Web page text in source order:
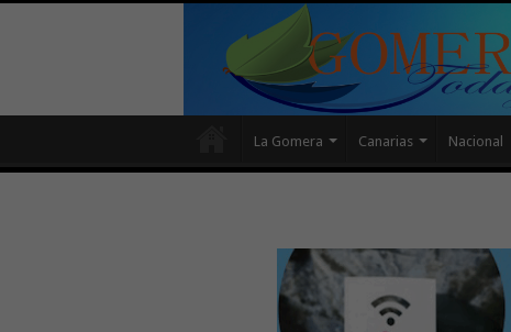
La Gomera Canarias Nacional